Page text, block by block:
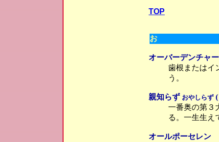
TOP
お
オーバーデンチャ
歯根またはイ
う。
親知らず おやしらず
一番奥の第３
る。一生生え
オールポーセレ